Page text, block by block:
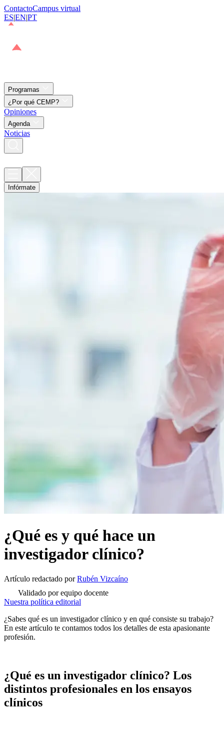
ContactoCampus virtual
ES|EN|PT
Programas
¿Por qué CEMP?
Opiniones
Agenda
Noticias
Infórmate
¿Qué es y qué hace un
investigador clínico?
Artículo redactado porRubén Vizcaíno
Validado por equipo docente
Nuestra política editorial
¿Sabes qué es un investigador clínico y en qué consiste su trabajo?
En este artículo te contamos todos los detalles de esta apasionante
profesión.
¿Qué es un investigador clínico? Los
distintos profesionales en los ensayos
clínicos